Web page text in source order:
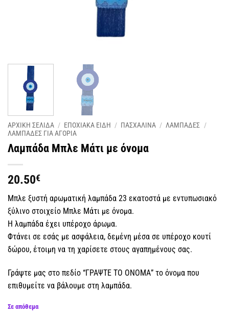
ΑΡΧΙΚΗ ΣΕΛΙΔΑ / ΕΠΟΧΙΑΚΑ ΕΙΔΗ / ΠΑΣΧΑΛΙΝΑ / ΛΑΜΠΑΔΕΣ /
ΛΑΜΠΑΔΕΣ ΓΙΑ ΑΓΟΡΙΑ
Λαμπάδα Μπλε Μάτι με όνομα
20.50€
Μπλε ξυστή αρωματική λαμπάδα 23 εκατοστά με εντυπωσιακό
ξύλινο στοιχείο Μπλε Μάτι με όνομα.
Η λαμπάδα έχει υπέροχο άρωμα.
Φτάνει σε εσάς με ασφάλεια, δεμένη μέσα σε υπέροχο κουτί
δώρου, έτοιμη να τη χαρίσετε στους αγαπημένους σας.
Γράψτε μας στο πεδίο “ΓΡΑΨΤΕ ΤΟ ΟΝΟΜΑ” το όνομα που
επιθυμείτε να βάλουμε στη λαμπάδα.
Σε απόθεμα